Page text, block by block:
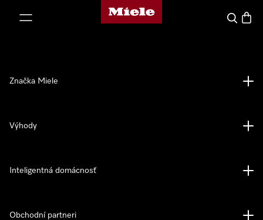
Domovská stránka spoločnosti Miele
Hľadať
Značka Miele
Výhody
Inteligentná domácnosť
Obchodní partneri